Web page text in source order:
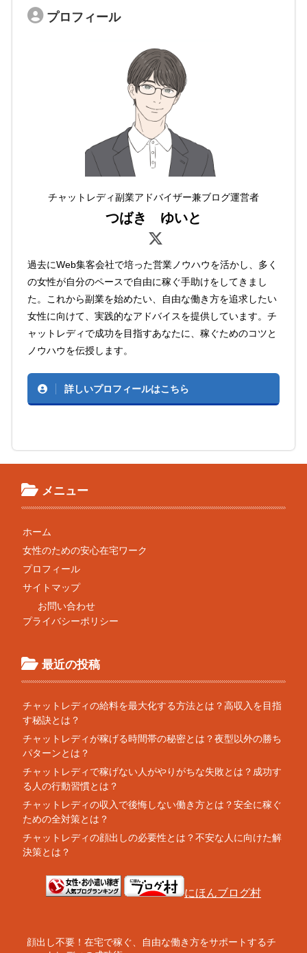
プロフィール
チャットレディ副業アドバイザー兼ブログ運営者
つばき ゆいと
過去にWeb集客会社で培った営業ノウハウを活かし、多く
の女性が自分のペースで自由に稼ぐ手助けをしてきまし
た。これから副業を始めたい、自由な働き方を追求したい
女性に向けて、実践的なアドバイスを提供しています。チ
ャットレディで成功を目指すあなたに、稼ぐためのコツと
ノウハウを伝授します。
詳しいプロフィールはこちら
メニュー
ホーム
女性のための安心在宅ワーク
プロフィール
サイトマップ
お問い合わせ
プライバシーポリシー
最近の投稿
チャットレディの給料を最大化する方法とは？高収入を目指
す秘訣とは？
チャットレディが稼げる時間帯の秘密とは？夜型以外の勝ち
パターンとは？
チャットレディで稼げない人がやりがちな失敗とは？成功す
る人の行動習慣とは？
チャットレディの収入で後悔しない働き方とは？安全に稼ぐ
ための全対策とは？
チャットレディの顔出しの必要性とは？不安な人に向けた解
決策とは？
にほんブログ村
顔出し不要！在宅で稼ぐ、自由な働き方をサポートするチ